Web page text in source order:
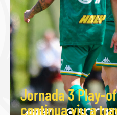
Jornada 3 Play-
continua viu a